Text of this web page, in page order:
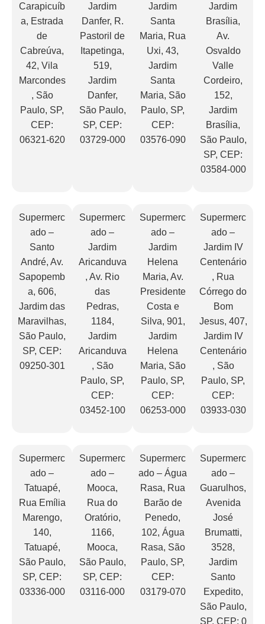
Carapicuíb
a, Estrada
de
Cabreúva,
42, Vila
Marcondes
, São
Paulo, SP,
CEP:
06321-620
Jardim
Danfer, R.
Pastoril de
Itapetinga,
519,
Jardim
Danfer,
São Paulo,
SP, CEP:
03729-000
Jardim
Santa
Maria, Rua
Uxi, 43,
Jardim
Santa
Maria, São
Paulo, SP,
CEP:
03576-090
Jardim
Brasília,
Av.
Osvaldo
Valle
Cordeiro,
152,
Jardim
Brasília,
São Paulo,
SP, CEP:
03584-000
Supermerc
ado –
Santo
André, Av.
Sapopemb
a, 606,
Jardim das
Maravilhas,
São Paulo,
SP, CEP:
09250-301
Supermerc
ado –
Jardim
Aricanduva
, Av. Rio
das
Pedras,
1184,
Jardim
Aricanduva
, São
Paulo, SP,
CEP:
03452-100
Supermerc
ado –
Jardim
Helena
Maria, Av.
Presidente
Costa e
Silva, 901,
Jardim
Helena
Maria, São
Paulo, SP,
CEP:
06253-000
Supermerc
ado –
Jardim IV
Centenário
, Rua
Córrego do
Bom
Jesus, 407,
Jardim IV
Centenário
, São
Paulo, SP,
CEP:
03933-030
Supermerc
ado –
Tatuapé,
Rua Emília
Marengo,
140,
Tatuapé,
São Paulo,
SP, CEP:
03336-000
Supermerc
ado –
Mooca,
Rua do
Oratório,
1166,
Mooca,
São Paulo,
SP, CEP:
03116-000
Supermerc
ado – Água
Rasa, Rua
Barão de
Penedo,
102, Água
Rasa, São
Paulo, SP,
CEP:
03179-070
Supermerc
ado –
Guarulhos,
Avenida
José
Brumatti,
3528,
Jardim
Santo
Expedito,
São Paulo,
SP, CEP: 0